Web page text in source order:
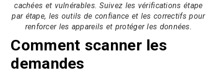
cachées et vulnérables. Suivez les vérifications étape
par étape, les outils de confiance et les correctifs pour
renforcer les appareils et protéger les données.
Comment scanner les
demandes